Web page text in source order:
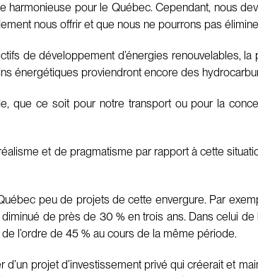
harmonieuse pour le Québec. Cependant, nous
nous offrir et que nous ne pourrons pas
de développement d’énergies renouvelables,
énergétiques proviendront encore des
que ce soit pour notre transport ou pour la
et de pragmatisme par rapport à cette
Québec peu de projets de cette envergure. Par
de près de 30 % en trois ans. Dans celui
l’ordre de 45 % au cours de la même période.
projet d’investissement privé qui créerait et